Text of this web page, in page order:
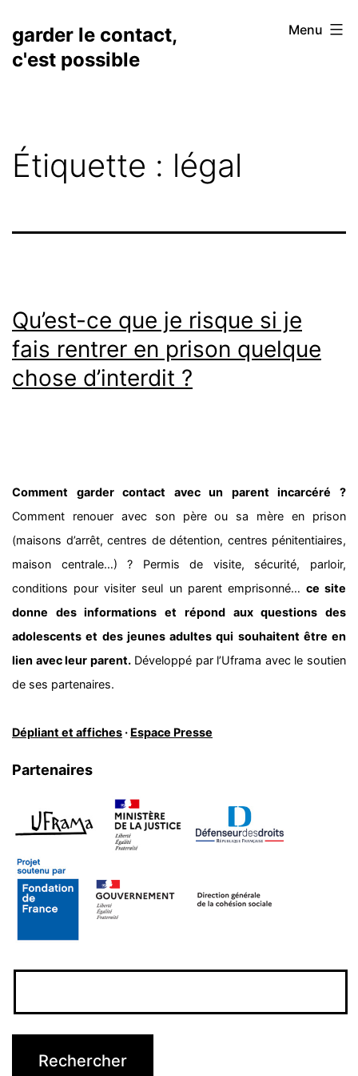
au
contenu
garder le contact,
c'est possible
Menu
Étiquette : légal
Qu’est-ce que je risque si je
fais rentrer en prison quelque
chose d’interdit ?
Comment garder contact avec un parent incarcéré ?
Comment renouer avec son père ou sa mère en prison
(maisons d’arrêt, centres de détention, centres pénitentiaires,
maison centrale…) ? Permis de visite, sécurité, parloir,
conditions pour visiter seul un parent emprisonné… ce site
donne des informations et répond aux questions des
adolescents et des jeunes adultes qui souhaitent être en
lien avec leur parent.Développé par l’Uframa avec le soutien
de ses partenaires.
Dépliant et affiches · Espace Presse
Partenaires